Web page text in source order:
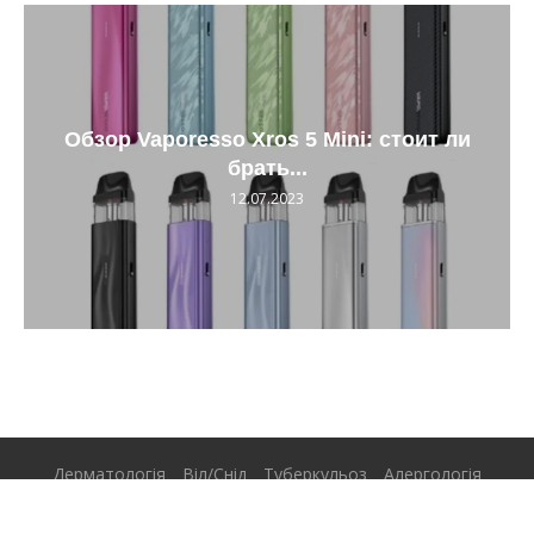
Обзор Vaporesso Xros 5 Mini: стоит ли
брать...
12.07.2023
Дерматологія Віл/Снід Туберкульоз Алергологія